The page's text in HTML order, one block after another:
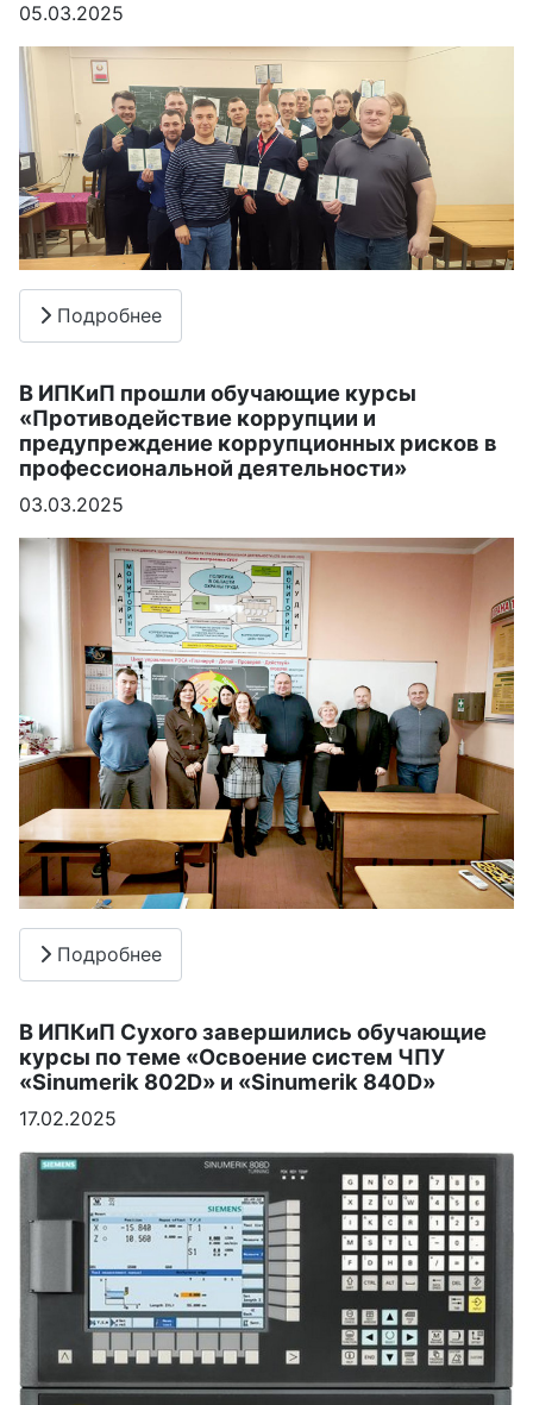
05.03.2025
Подробнее
В ИПКиП прошли обучающие курсы
«Противодействие коррупции и
предупреждение коррупционных рисков в
профессиональной деятельности»
03.03.2025
Подробнее
В ИПКиП Сухого завершились обучающие
курсы по теме «Освоение систем ЧПУ
«Sinumerik 802D» и «Sinumerik 840D»
17.02.2025